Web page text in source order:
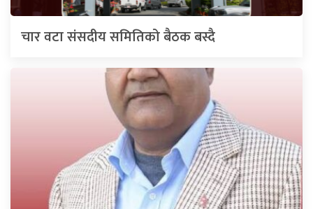
चार वटा संसदीय समितिको बैठक बस्दै